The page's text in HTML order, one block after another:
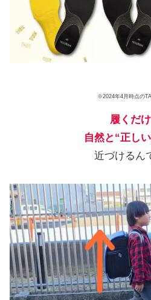
※2024年4月時点の
履くだ
自然と“正し
近づけるん